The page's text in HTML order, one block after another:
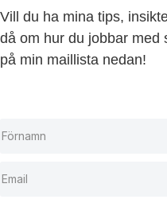
Vill du ha mina tips,
då om hur du jobbar med
på min maillista nedan!